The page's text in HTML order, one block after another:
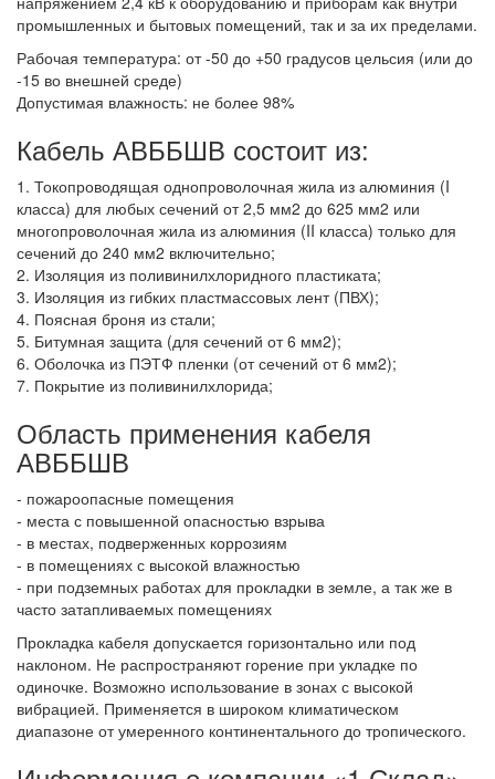
промышленных и бытовых помещений, так и за их пределами.
Рабочая температура: от -50 до +50 градусов цельсия (или до
-15 во внешней среде)
Допустимая влажность: не более 98%
Кабель АВББШВ состоит из:
1. Токопроводящая однопроволочная жила из алюминия (I
класса) для любых сечений от 2,5 мм2 до 625 мм2 или
многопроволочная жила из алюминия (II класса) только для
сечений до 240 мм2 включительно;
2. Изоляция из поливинилхлоридного пластиката;
3. Изоляция из гибких пластмассовых лент (ПВХ);
4. Поясная броня из стали;
5. Битумная защита (для сечений от 6 мм2);
6. Оболочка из ПЭТФ пленки (от сечений от 6 мм2);
7. Покрытие из поливинилхлорида;
Область применения кабеля
АВББШВ
- пожароопасные помещения
- места с повышенной опасностью взрыва
- в местах, подверженных коррозиям
- в помещениях с высокой влажностью
- при подземных работах для прокладки в земле, а так же в
часто затапливаемых помещениях
Прокладка кабеля допускается горизонтально или под
наклоном. Не распространяют горение при укладке по
одиночке. Возможно использование в зонах с высокой
вибрацией. Применяется в широком климатическом
диапазоне от умеренного континентального до тропического.